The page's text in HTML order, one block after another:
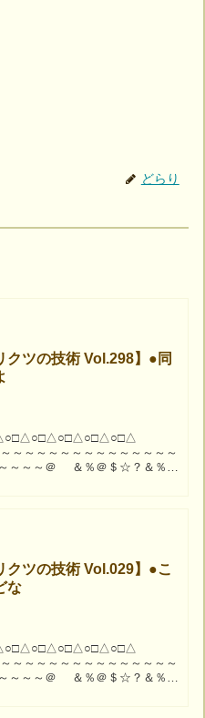
どらり
クツの技術 Vol.298】●同
～～～＠ ＆％＠＄☆？＆％＠
クツの技術 Vol.029】●こ
な
～～～＠ ＆％＠＄☆？＆％＠